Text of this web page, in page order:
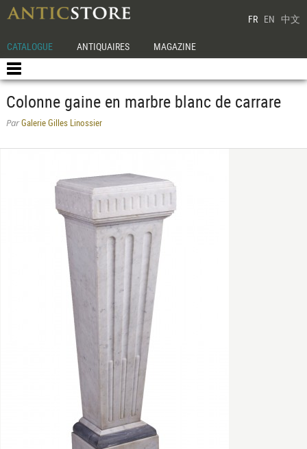
FR EN 中文
CATALOGUE ANTIQUAIRES MAGAZINE
Colonne gaine en marbre blanc de carrare
ParGalerie Gilles Linossier